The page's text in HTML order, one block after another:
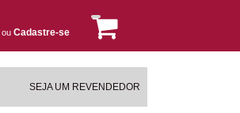
ou Cadastre-se
SEJA UM REVENDEDOR